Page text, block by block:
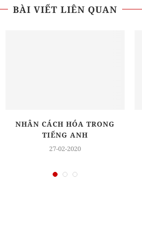
BÀI VIẾT LIÊN QUAN
NHÂN CÁCH HÓA TRONG
TIẾNG ANH
27-02-2020